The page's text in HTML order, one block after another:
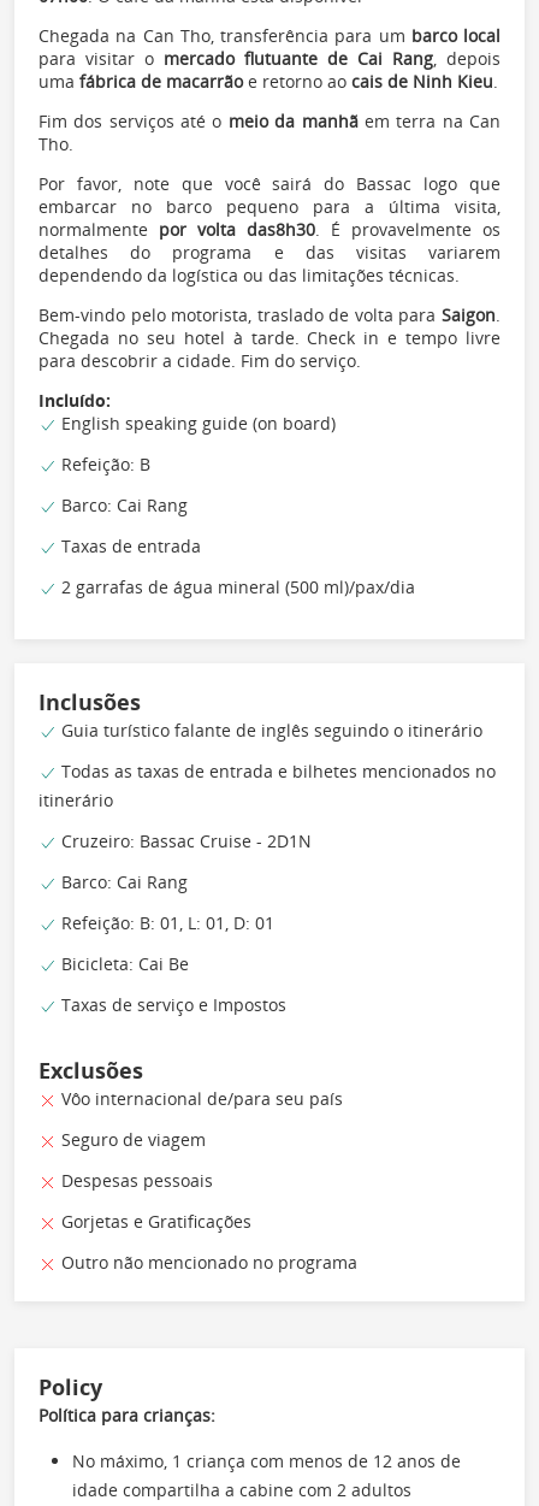
Chegada na Can Tho, transferência para um barco local
para visitar o mercado flutuante de Cai Rang, depois
uma fábrica de macarrãoe retorno ao cais de Ninh Kieu.
Fim dos serviços até o meio da manhãem terra na Can
Tho.
Por favor, note que você sairá do Bassac logo que
embarcar no barco pequeno para a última visita,
normalmente por volta das8h30. É provavelmente os
detalhes do programa e das visitas variarem
dependendo da logística ou das limitações técnicas.
Bem-vindo pelo motorista, traslado de volta para Saigon.
Chegada no seu hotel à tarde. Check in e tempo livre
para descobrir a cidade. Fim do serviço.
Incluído:
English speaking guide (on board)
Refeição: B
Barco: Cai Rang
Taxas de entrada
2 garrafas de água mineral (500 ml)/pax/dia
Inclusões
Guia turístico falante de inglês seguindo o itinerário
Todas as taxas de entrada e bilhetes mencionados no
itinerário
Cruzeiro: Bassac Cruise - 2D1N
Barco: Cai Rang
Refeição: B: 01, L: 01, D: 01
Bicicleta: Cai Be
Taxas de serviço e Impostos
Exclusões
Vôo internacional de/para seu país
Seguro de viagem
Despesas pessoais
Gorjetas e Gratificações
Outro não mencionado no programa
Policy
Política para crianças:
No máximo, 1 criança com menos de 12 anos de
idade compartilha a cabine com 2 adultos